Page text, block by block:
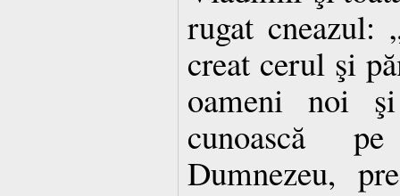
rugat cneazul:
creat cerul şi
oameni noi
cunoască
Dumnezeu,